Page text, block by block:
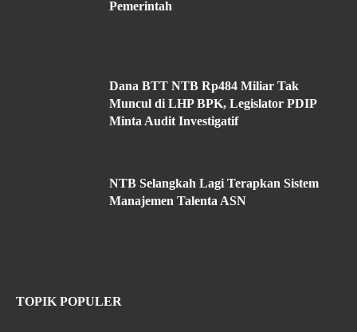
Pemerintah
Dana BTT NTB Rp484 Miliar Tak
Muncul di LHP BPK, Legislator PDIP
Minta Audit Investigatif
NTB Selangkah Lagi Terapkan Sistem
Manajemen Talenta ASN
TOPIK POPULER